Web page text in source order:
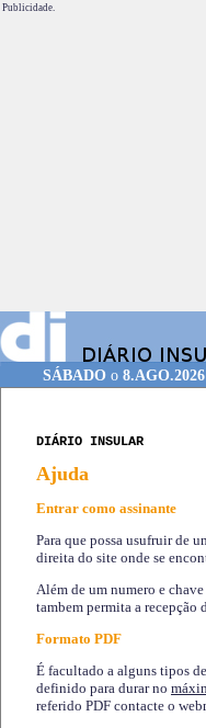
Publicidade.
SÁBADOo 8.AGO.2026
DIÁRIO INSULAR
Ajuda
Entrar como assinante
Para que possa usufruir de
direita do site onde se
Além de um numero e
tambem permita a
Formato PDF
É facultado a alguns tipos
definido para durar no
referido PDF contacte o